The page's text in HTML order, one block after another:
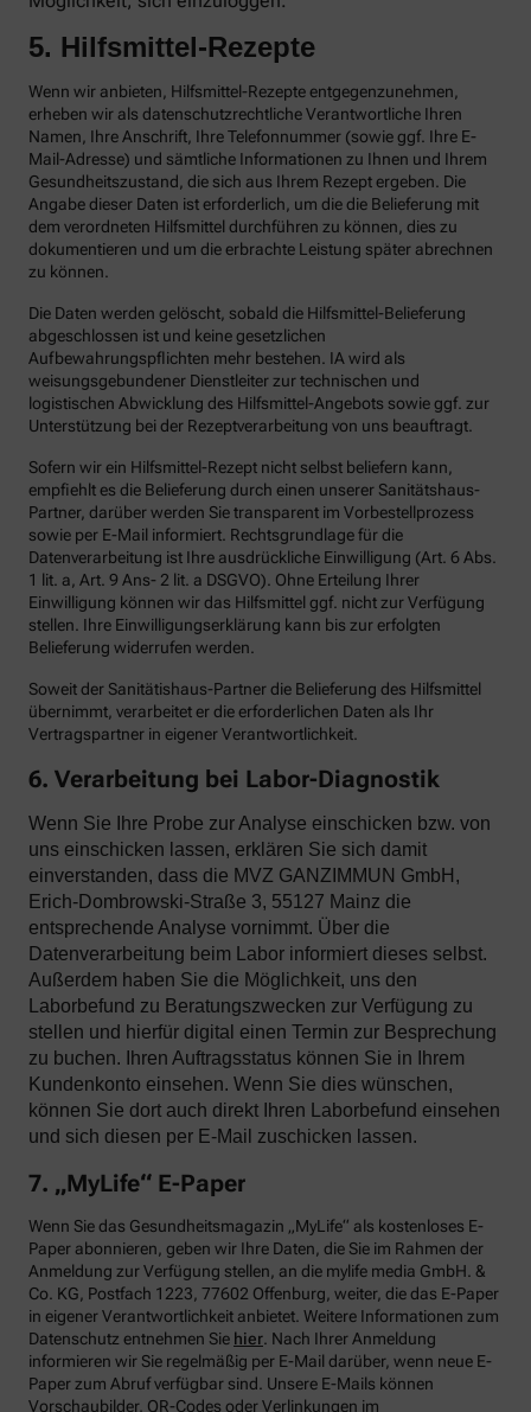
5. Hilfsmittel-Rezepte
Wenn wir anbieten, Hilfsmittel-Rezepte entgegenzunehmen,
erheben wir als datenschutzrechtliche Verantwortliche Ihren
Namen, Ihre Anschrift, Ihre Telefonnummer (sowie ggf. Ihre E-
Mail-Adresse) und sämtliche Informationen zu Ihnen und Ihrem
Gesundheitszustand, die sich aus Ihrem Rezept ergeben. Die
Angabe dieser Daten ist erforderlich, um die die Belieferung mit
dem verordneten Hilfsmittel durchführen zu können, dies zu
dokumentieren und um die erbrachte Leistung später abrechnen
zu können.
Die Daten werden gelöscht, sobald die Hilfsmittel-Belieferung
abgeschlossen ist und keine gesetzlichen
Aufbewahrungspflichten mehr bestehen. IA wird als
weisungsgebundener Dienstleiter zur technischen und
logistischen Abwicklung des Hilfsmittel-Angebots sowie ggf. zur
Unterstützung bei der Rezeptverarbeitung von uns beauftragt.
Sofern wir ein Hilfsmittel-Rezept nicht selbst beliefern kann,
empfiehlt es die Belieferung durch einen unserer Sanitätshaus-
Partner, darüber werden Sie transparent im Vorbestellprozess
sowie per E-Mail informiert. Rechtsgrundlage für die
Datenverarbeitung ist Ihre ausdrückliche Einwilligung (Art. 6 Abs.
1 lit. a, Art. 9 Ans- 2 lit. a DSGVO). Ohne Erteilung Ihrer
Einwilligung können wir das Hilfsmittel ggf. nicht zur Verfügung
stellen. Ihre Einwilligungserklärung kann bis zur erfolgten
Belieferung widerrufen werden.
Soweit der Sanitätishaus-Partner die Belieferung des Hilfsmittel
übernimmt, verarbeitet er die erforderlichen Daten als Ihr
Vertragspartner in eigener Verantwortlichkeit.
6. Verarbeitung bei Labor-Diagnostik
Wenn Sie Ihre Probe zur Analyse einschicken bzw. von
uns einschicken lassen, erklären Sie sich damit
einverstanden, dass die MVZ GANZIMMUN GmbH,
Erich-Dombrowski-Straße 3, 55127 Mainz die
entsprechende Analyse vornimmt. Über die
Datenverarbeitung beim Labor informiert dieses selbst.
Außerdem haben Sie die Möglichkeit, uns den
Laborbefund zu Beratungszwecken zur Verfügung zu
stellen und hierfür digital einen Termin zur Besprechung
zu buchen. Ihren Auftragsstatus können Sie in Ihrem
Kundenkonto einsehen. Wenn Sie dies wünschen,
können Sie dort auch direkt Ihren Laborbefund einsehen
und sich diesen per E-Mail zuschicken lassen.
7. „MyLife“ E-Paper
Wenn Sie das Gesundheitsmagazin „MyLife“ als kostenloses E-
Paper abonnieren, geben wir Ihre Daten, die Sie im Rahmen der
Anmeldung zur Verfügung stellen, an die mylife media GmbH. &
Co. KG, Postfach 1223, 77602 Offenburg, weiter, die das E-Paper
in eigener Verantwortlichkeit anbietet. Weitere Informationen zum
Datenschutz entnehmen Sie hier . Nach Ihrer Anmeldung
informieren wir Sie regelmäßig per E-Mail darüber, wenn neue E-
Paper zum Abruf verfügbar sind. Unsere E-Mails können
Vorschaubilder, QR-Codes oder Verlinkungen im